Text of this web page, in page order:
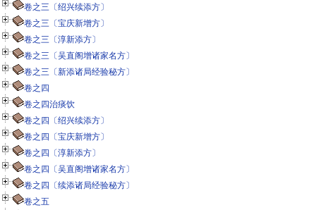
卷之三〔绍兴续添方〕
卷之三〔宝庆新增方〕
卷之三〔淳新添方〕
卷之三〔吴直阁增诸家名方〕
卷之三〔新添诸局经验秘方〕
卷之四
卷之四治痰饮
卷之四〔绍兴续添方〕
卷之四〔宝庆新增方〕
卷之四〔淳新添方〕
卷之四〔吴直阁增诸家名方〕
卷之四〔续添诸局经验秘方〕
卷之五